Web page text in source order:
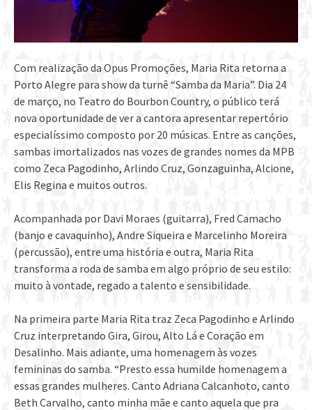
Com realização da Opus Promoções, Maria Rita retorna a
Porto Alegre para show da turnê “Samba da Maria”. Dia 24
de março, no Teatro do Bourbon Country, o público terá
nova oportunidade de ver a cantora apresentar repertório
especialíssimo composto por 20 músicas. Entre as canções,
sambas imortalizados nas vozes de grandes nomes da MPB
como Zeca Pagodinho, Arlindo Cruz, Gonzaguinha, Alcione,
Elis Regina e muitos outros.
Acompanhada por Davi Moraes (guitarra), Fred Camacho
(banjo e cavaquinho), Andre Siqueira e Marcelinho Moreira
(percussão), entre uma história e outra, Maria Rita
transforma a roda de samba em algo próprio de seu estilo:
muito à vontade, regado a talento e sensibilidade.
Na primeira parte Maria Rita traz Zeca Pagodinho e Arlindo
Cruz interpretando Gira, Girou, Alto Lá e Coração em
Desalinho. Mais adiante, uma homenagem às vozes
femininas do samba. “Presto essa humilde homenagem a
essas grandes mulheres. Canto Adriana Calcanhoto, canto
Beth Carvalho, canto minha mãe e canto aquela que pra